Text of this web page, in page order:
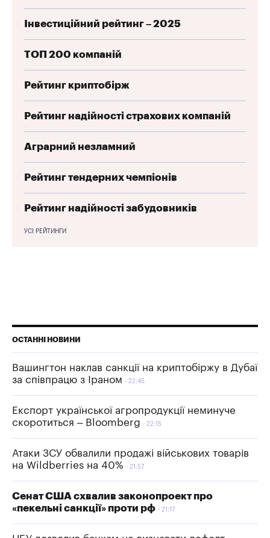
Інвестиційний рейтинг – 2025
ТОП 200 компаній
Рейтинг криптобірж
Рейтинг надійності страхових компаній
Аграрний незламний
Рейтинг тендерних чемпіонів
Рейтинг надійності забудовників
УСІ РЕЙТИНГИ
ОСТАННІ НОВИНИ
Вашингтон наклав санкції на криптобіржу в Дубаї
за співпрацю з Іраном
22:45
Експорт української агропродукції неминуче
скоротиться – Bloomberg
22:15
Атаки ЗСУ обвалили продажі військових товарів
на Wildberries на 40%
21:57
Сенат США схвалив законопроект про
«пекельні санкції» проти рф
21:17